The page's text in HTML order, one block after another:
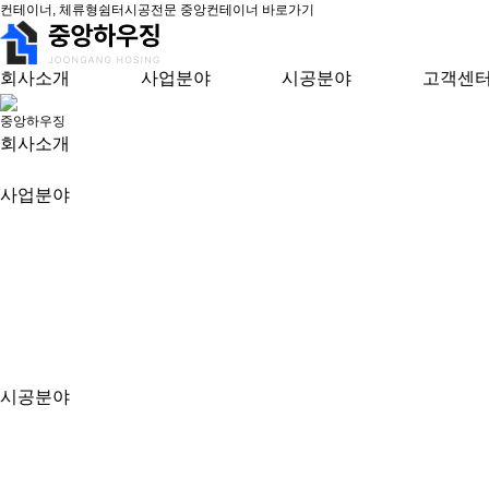
컨테이너, 체류형쉼터시공전문 중앙컨테이너 바로가기
회사소개 사업분야 시공분야 고객센
중앙하우징
회사소개
사업분야
시공분야